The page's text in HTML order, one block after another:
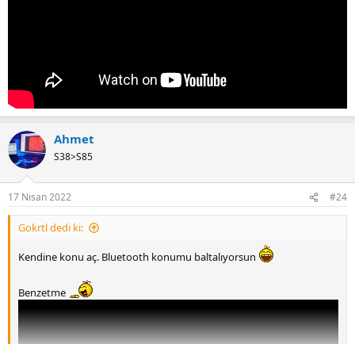
Ahmet
S38>S85
17 Nisan 2022 #24
Gokrtl dedi ki:
Kendine konu aç. Bluetooth konumu baltalıyorsun
Benzetme